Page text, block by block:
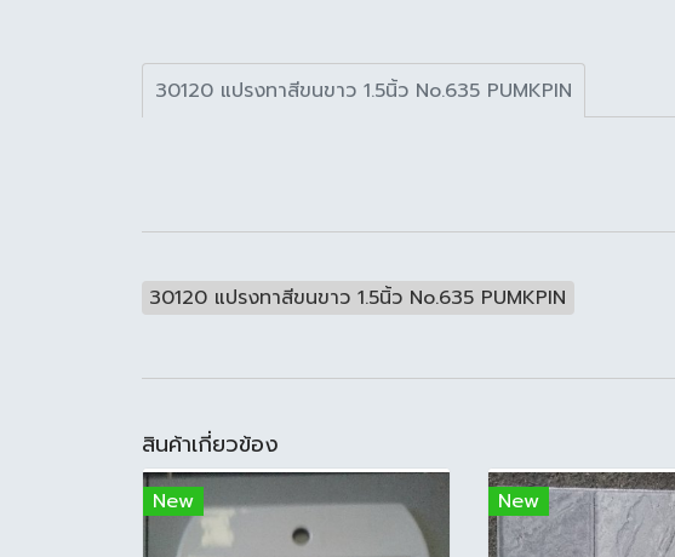
30120 แปรงทาสีขนขาว 1.5นิ้ว No.635 PUMKPIN
30120 แปรงทาสีขนขาว 1.5นิ้ว No.635 PUMKPIN
สินค้าเกี่ยวข้อง
New New